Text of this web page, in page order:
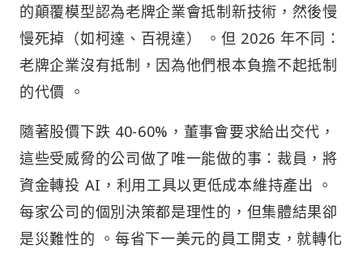
的顛覆模型認為老牌企業會抵制新技術，然後慢
慢死掉（如柯達、百視達） 。但 2026 年不同：
老牌企業沒有抵制，因為他們根本負擔不起抵制
的代價 。
隨著股價下跌 40-60%，董事會要求給出交代，
這些受威脅的公司做了唯一能做的事：裁員，將
資金轉投 AI，利用工具以更低成本維持產出 。
每家公司的個別決策都是理性的，但集體結果卻
是災難性的 。每省下一美元的員工開支，就轉化